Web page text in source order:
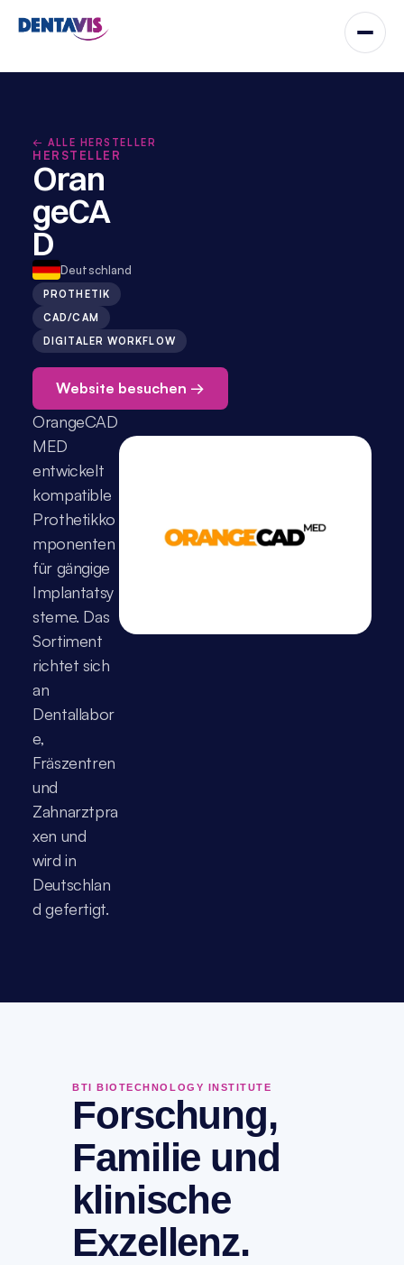
← ALLE HERSTELLER
HERSTELLER
Oran
geCA
D
Deutschland
PROTHETIK
CAD/CAM
DIGITALER WORKFLOW
Website besuchen →
OrangeCAD
MED
entwickelt
kompatible
Prothetikko
mponenten
für gängige
Implantatsy
steme. Das
Sortiment
richtet sich
an
Dentallabor
e,
Fräszentren
und
Zahnarztpra
xen und
wird in
Deutschlan
d gefertigt.
BTI BIOTECHNOLOGY INSTITUTE
Forschung,
Familie und
klinische
Exzellenz.